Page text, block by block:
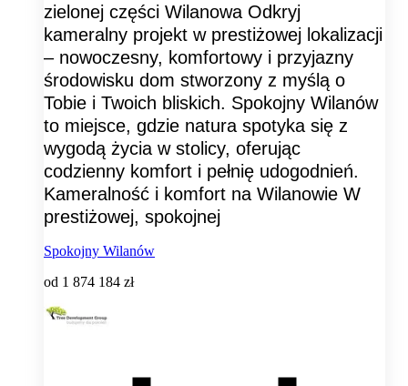
zielonej części Wilanowa​ Odkryj
kameralny projekt w prestiżowej lokalizacji
– nowoczesny, komfortowy i przyjazny
środowisku dom stworzony z myślą o
Tobie i Twoich bliskich. Spokojny Wilanów
to miejsce, gdzie natura spotyka się z
wygodą życia w stolicy, oferując
codzienny komfort i pełnię udogodnień.
Kameralność i komfort na Wilanowie W
prestiżowej, spokojnej
Spokojny Wilanów
od 1 874 184 zł